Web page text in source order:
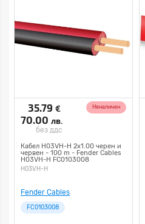
35.79 €
70.00 лв.
без ддс
Неналичен
Кабел H03VH-H 2x1.00 черен и
червен - 100 m - Fender Cables
H03VH-H FC0103008
H03VH-H
Fender Cables
FC0103008